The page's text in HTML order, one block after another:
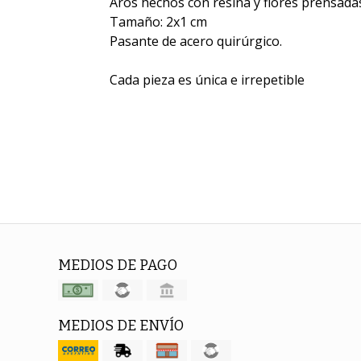
Tamaño: 2x1 cm
Pasante de acero quirúrgico.
Cada pieza es única e irrepetible
MEDIOS DE PAGO
MEDIOS DE ENVÍO